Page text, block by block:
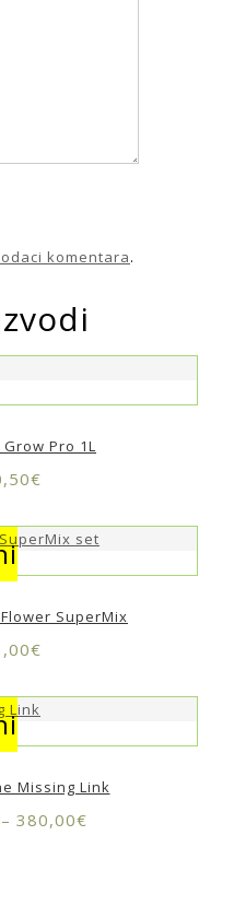
komentara.
Pro 1L
€
SuperMix
€
Missing Link
– 380,00€